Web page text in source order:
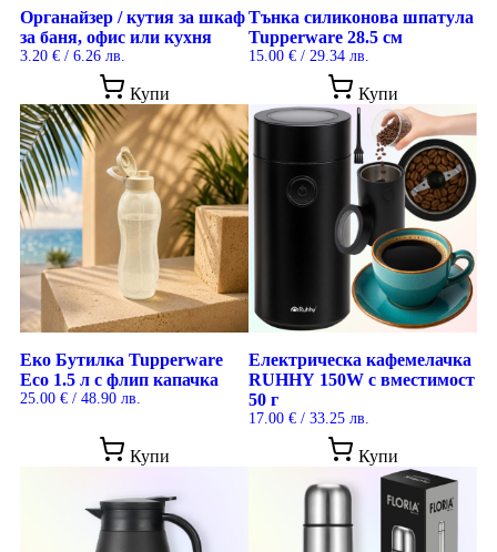
Органайзер / кутия за шкаф
за баня, офис или кухня
3.20 € / 6.26 лв.
Купи
Тънка силиконова шпатула
Tupperware 28.5 см
15.00 € / 29.34 лв.
Купи
Еко Бутилка Tupperware
Eco 1.5 л с флип капачка
25.00 € / 48.90 лв.
Купи
Електрическа кафемелачка
RUHHY 150W с вместимост
50 г
17.00 € / 33.25 лв.
Купи